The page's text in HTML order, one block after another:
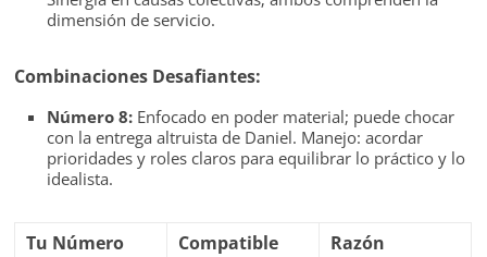
dimensión de servicio.
Combinaciones Desafiantes:
Número 8: Enfocado en poder material; puede chocar
con la entrega altruista de Daniel. Manejo: acordar
prioridades y roles claros para equilibrar lo práctico y lo
idealista.
Tu Número
Compatible
Razón